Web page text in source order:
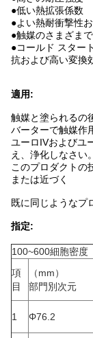
●低い熱拡張係数
●よい熱耐衝撃性
●触媒のさまざま
●コールド スター
抗および高い変換
適用:
触媒と塗られるの
バーターで触媒作
ユーロIVおよびユ
え、浄化しなさい。
このプロダクトの
または近づく
既に同じようなプ
指定:
100~600細胞密度
項
目
（mm）
部門別次元
1 Φ76.2